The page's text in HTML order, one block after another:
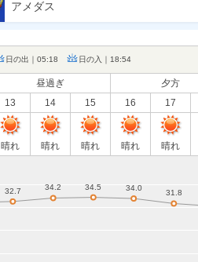
アメダス
日の出｜05:18 日の入｜18:54
昼過ぎ 夕方
13 14 15 16 17
晴れ 晴れ 晴れ 晴れ 晴れ